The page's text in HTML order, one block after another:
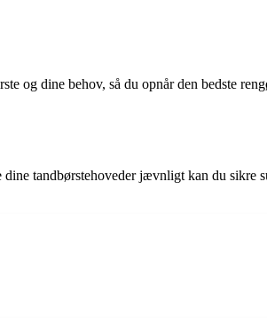
og dine behov, så du opnår den bedste
tandbørstehoveder jævnligt kan du sikre